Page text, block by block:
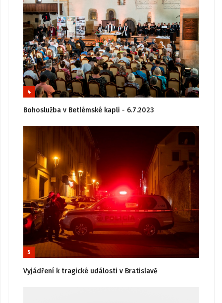
4
Bohoslužba v Betlémské kapli - 6.7.2023
5
Vyjádření k tragické události v Bratislavě